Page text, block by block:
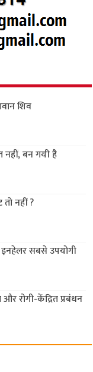
शिव
बन गयी है
नहीं ?
इनहेलर सबसे उपयोगी
रोगी-केंद्रित प्रबंधन